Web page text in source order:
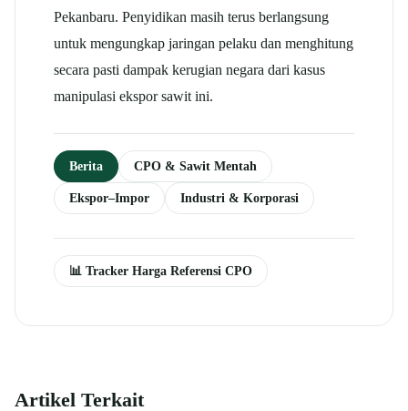
Pekanbaru. Penyidikan masih terus berlangsung
untuk mengungkap jaringan pelaku dan menghitung
secara pasti dampak kerugian negara dari kasus
manipulasi ekspor sawit ini.
Berita CPO & Sawit Mentah
Ekspor–Impor Industri & Korporasi
📊 Tracker Harga Referensi CPO
Artikel Terkait